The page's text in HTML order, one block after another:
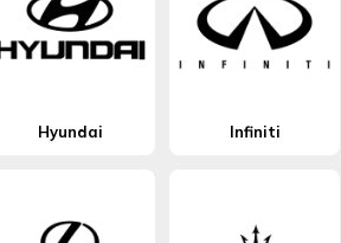
Hyundai Infiniti